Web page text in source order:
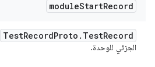
moduleStartRecord
TestRecordProto . TestRecord
الجزئي للوحدة.